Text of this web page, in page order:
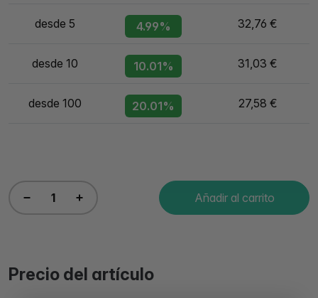
desde 5 4.99% 32,76 €
desde 10 10.01% 31,03 €
desde 100 20.01% 27,58 €
Añadir al carrito
Precio del artículo